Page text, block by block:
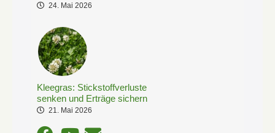
24. Mai 2026
Kleegras: Stickstoffverluste
senken und Erträge sichern
21. Mai 2026